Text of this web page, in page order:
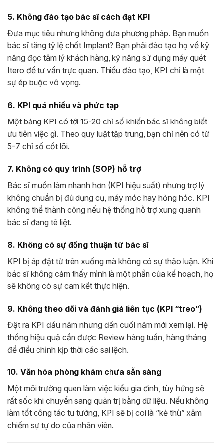
5. Không đào tạo bác sĩ cách đạt KPI
Đưa mục tiêu nhưng không đưa phương pháp. Bạn muốn
bác sĩ tăng tỷ lệ chốt Implant? Bạn phải đào tạo họ về kỹ
năng đọc tâm lý khách hàng, kỹ năng sử dụng máy quét
Itero để tư vấn trực quan. Thiếu đào tạo, KPI chỉ là một
sự ép buộc vô vọng.
6. KPI quá nhiều và phức tạp
Một bảng KPI có tới 15-20 chỉ số khiến bác sĩ không biết
ưu tiên việc gì. Theo quy luật tập trung, bạn chỉ nên có từ
5-7 chỉ số cốt lõi.
7. Không có quy trình (SOP) hỗ trợ
Bác sĩ muốn làm nhanh hơn (KPI hiệu suất) nhưng trợ lý
không chuẩn bị đủ dụng cụ, máy móc hay hỏng hóc. KPI
không thể thành công nếu hệ thống hỗ trợ xung quanh
bác sĩ đang tê liệt.
8. Không có sự đồng thuận từ bác sĩ
KPI bị áp đặt từ trên xuống mà không có sự thảo luận. Khi
bác sĩ không cảm thấy mình là một phần của kế hoạch, họ
sẽ không có sự cam kết thực hiện.
9. Không theo dõi và đánh giá liên tục (KPI “treo”)
Đặt ra KPI đầu năm nhưng đến cuối năm mới xem lại. Hệ
thống hiệu quả cần được Review hàng tuần, hàng tháng
để điều chỉnh kịp thời các sai lệch.
10. Văn hóa phòng khám chưa sẵn sàng
Một môi trường quen làm việc kiểu gia đình, tùy hứng sẽ
rất sốc khi chuyển sang quản trị bằng dữ liệu. Nếu không
làm tốt công tác tư tưởng, KPI sẽ bị coi là “kẻ thù” xâm
chiếm sự tự do của nhân viên.